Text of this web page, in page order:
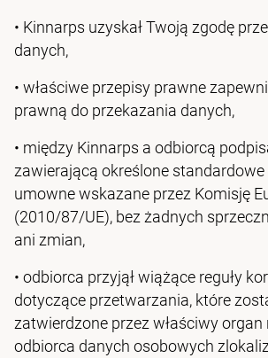
• Kinnarps uzyskał Twoją zgodę
danych,
• właściwe przepisy prawne
prawną do przekazania danych,
• między Kinnarps a odbiorcą
zawierającą określone
umowne wskazane przez Komisję
(2010/87/UE), bez żadnych
ani zmian,
• odbiorca przyjął wiążące reguły
dotyczące przetwarzania, które
zatwierdzone przez właściwy organ
odbiorca danych osobowych